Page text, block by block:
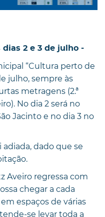
2 e 3 de julho -
“Cultura perto de
julho, sempre às
metragens (2.ª
No dia 2 será no
Jacinto e no dia 3 no
adiada, dado que se
Aveiro regressa com
chegar a cada
espaços de várias
se levar toda a